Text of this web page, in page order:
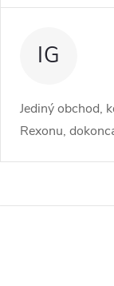
IG
Jediný obchod,
Rexonu,